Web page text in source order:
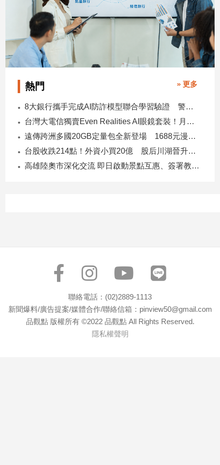
熱門 » 更多
8大銀行攜手完成AI防詐模型聯合學習驗證 警示帳戶準確度提升2倍
台灣大電信獨賣Even Realities AI眼鏡套裝！月付1399元 專案價3990
遠傳跨洲多國20GB定量包全新登場 1688元漫遊逾百國家！
台股收跌214點！外資小買20億 股后川湖晉升萬金股
高雄陸奧市深化交流 即日啟動景點互惠、簽署教育合作MOU
聯絡電話：(02)2889-1113
新聞爆料/廣告提案/媒體合作/聯絡信箱：pinview50@gmail.com
品觀點 版權所有 ©2022 品觀點 All Rights Reserved.
隱私權聲明